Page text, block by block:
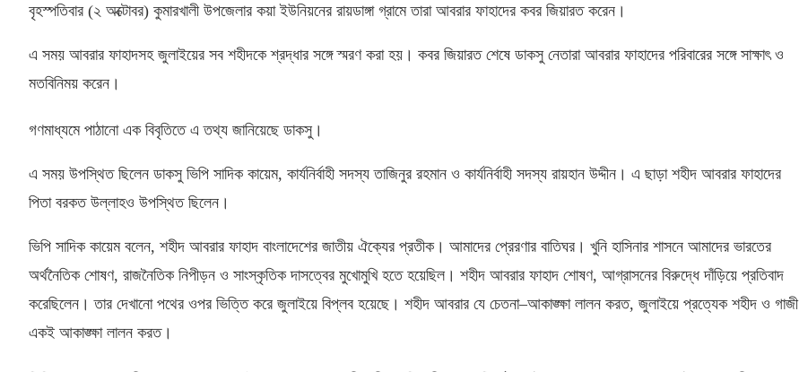
বৃহস্পতিবার (২ অক্টোবর) কুমারখালী উপজেলার কয়া ইউনিয়নের রায়ডাঙ্গা গ্রামে তারা আবরার ফাহাদের কবর জিয়ারত করেন।
এ সময় আবরার ফাহাদসহ জুলাইয়ের সব শহীদকে শ্রদ্ধার সঙ্গে স্মরণ করা হয়। কবর জিয়ারত শেষে ডাকসু নেতারা আবরার ফাহাদের পরিবারের সঙ্গে সাক্ষাৎ ও
মতবিনিময় করেন।
গণমাধ্যমে পাঠানো এক বিবৃতিতে এ তথ্য জানিয়েছে ডাকসু।
এ সময় উপস্থিত ছিলেন ডাকসু ভিপি সাদিক কায়েম, কার্যনির্বাহী সদস্য তাজিনুর রহমান ও কার্যনির্বাহী সদস্য রায়হান উদ্দীন। এ ছাড়া শহীদ আবরার ফাহাদের
পিতা বরকত উল্লাহও উপস্থিত ছিলেন।
ভিপি সাদিক কায়েম বলেন, শহীদ আবরার ফাহাদ বাংলাদেশের জাতীয় ঐক্যের প্রতীক। আমাদের প্রেরণার বাতিঘর। খুনি হাসিনার শাসনে আমাদের ভারতের
অর্থনৈতিক শোষণ, রাজনৈতিক নিপীড়ন ও সাংস্কৃতিক দাসত্বের মুখোমুখি হতে হয়েছিল। শহীদ আবরার ফাহাদ শোষণ, আগ্রাসনের বিরুদ্ধে দাঁড়িয়ে প্রতিবাদ
করেছিলেন। তার দেখানো পথের ওপর ভিত্তি করে জুলাইয়ে বিপ্লব হয়েছে। শহীদ আবরার যে চেতনা–আকাঙ্ক্ষা লালন করত, জুলাইয়ে প্রত্যেক শহীদ ও গাজী
একই আকাঙ্ক্ষা লালন করত।